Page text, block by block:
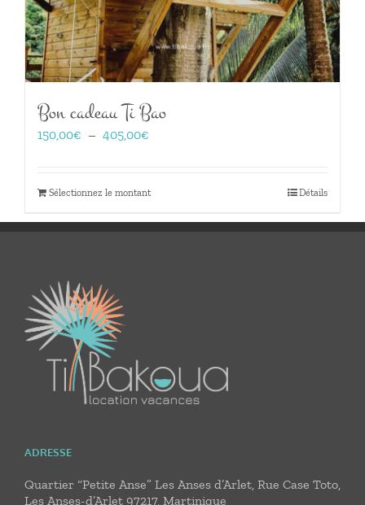
Bon cadeau Ti Bao
150,00€ – 405,00€
à
Sélectionnez le montant Détails
ADRESSE
Quartier “Petite Anse” Les Anses d’Arlet, Rue Case Toto,
Les Anses-d’Arlet 97217, Martinique